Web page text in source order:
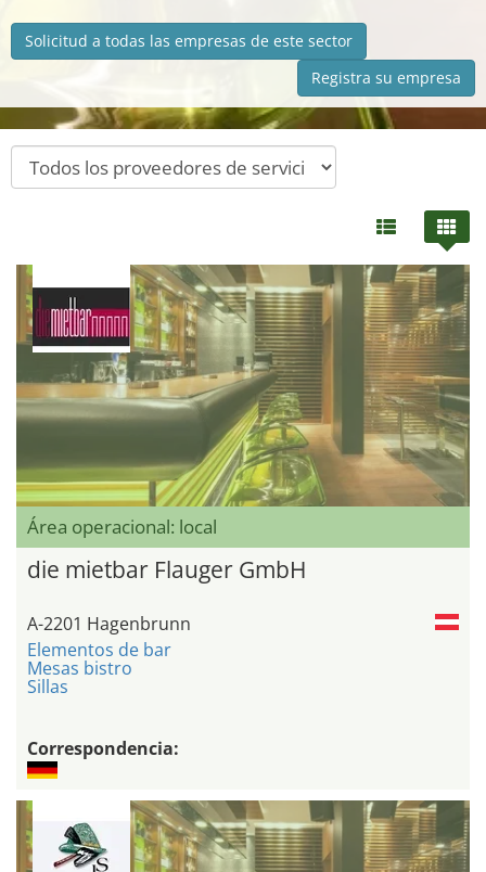
Solicitud a todas las empresas de este sector
Registra su empresa
Área operacional: local
die mietbar Flauger GmbH
A-2201 Hagenbrunn
Elementos de bar
Mesas bistro
Sillas
Correspondencia: